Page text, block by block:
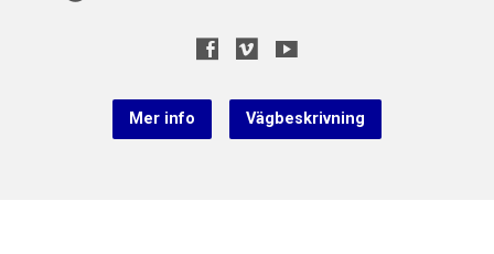
Mer info Vägbeskrivning